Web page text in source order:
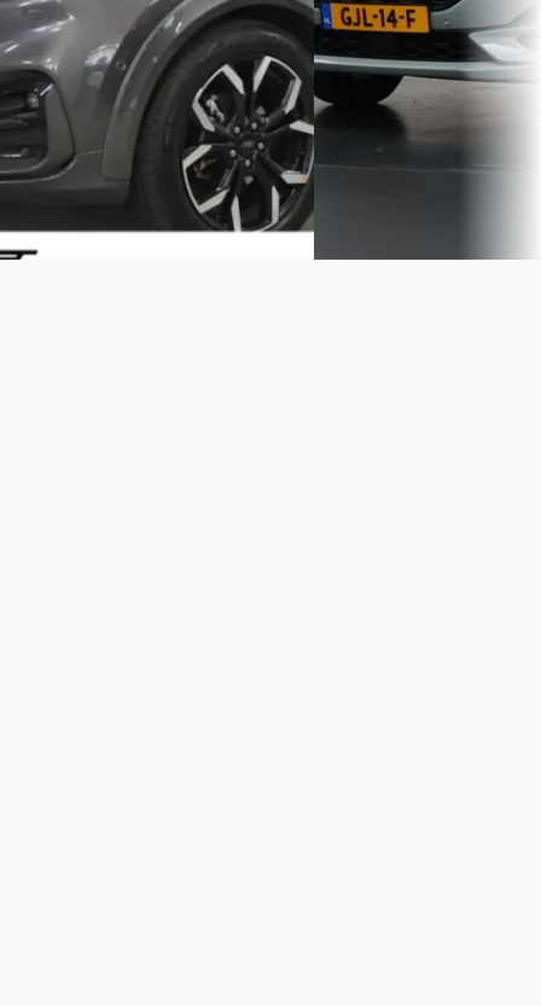
Bekijk aanbieding →
Vergelijk
3,8(636)
Bekijk aanbieding →
Vergelijk